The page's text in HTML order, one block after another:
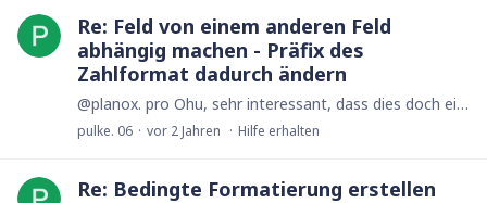
Re: Feld von einem anderen Feld
abhängig machen - Präfix des
Zahlformat dadurch ändern
@planox. pro Ohu, sehr interessant, dass dies doch ein sozusagen exklusives Feature ist/bleibt. Danke für den Hinweis dazu und, dass es besser ist, dass nicht zu nutzen und lieber selbst etwas zu…
pulke. 06 vor 2 Jahren Hilfe erhalten
Re: Bedingte Formatierung erstellen